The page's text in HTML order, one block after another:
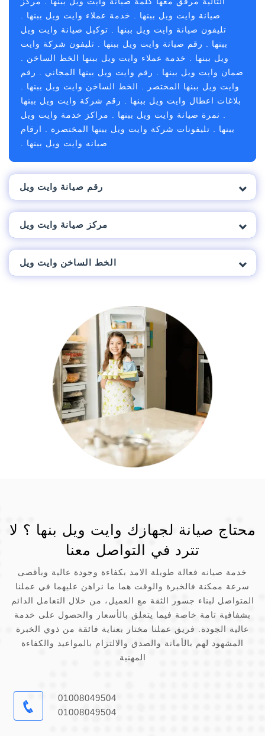
صيانة وايت ويل ببنها . خدمة عملاء وايت ويل ببنها .
تليفون صيانة وايت ويل ببنها . توكيل صيانة وايت ويل
ببنها . رقم صيانة وايت ويل ببنها . تليفون شركة وايت
ويل ببنها . خدمة عملاء وايت ويل ببنها الخط الساخن .
ضمان وايت ويل ببنها . رقم وايت ويل ببنها المجاني . رقم
وايت ويل ببنها المختصر . الخط الساخن وايت ويل ببنها .
بلاغات اعطال وايت ويل ببنها . رقم شركة وايت ويل ببنها
. نمرة صيانة وايت ويل ببنها . مراكز خدمة وايت ويل
ببنها . تليفونات شركة وايت ويل ببنها المختصرة . ارقام
صيانه وايت ويل ببنها .
رقم صيانة وايت ويل
مركز صيانة وايت ويل
الخط الساخن وايت ويل
محتاج صيانة لجهازك وايت ويل بنها ؟ لا
تترد في التواصل معنا
خدمة صيانه فعالة طويلة الامد بكفاءة وجودة عالية وبأقصى
سرعة ممكنة فالخبرة والوقت هما ما نراهن عليهما في عملنا
المتواصل لبناء جسور الثقة مع العميل، من خلال التعامل الدائم
بشفافية تامة خاصة فيما يتعلق بالأسعار والحصول على خدمة
عالية الجودة. فريق عملنا مختار بعناية فائقة من ذوي الخبرة
المشهود لهم بالأمانة والصدق والالتزام بالمواعيد والكفاءة
المهنية
01008049504
01008049504